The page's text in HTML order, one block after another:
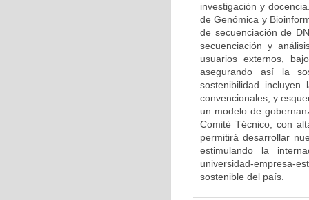
investigación y
de Genómica y
de secuenciación de
secuenciación y
usuarios externos,
asegurando así la
sostenibilidad
convencionales, y
un modelo de
Comité Técnico, con
permitirá desarrollar
estimulando la
universidad-empresa-
sostenible del país.